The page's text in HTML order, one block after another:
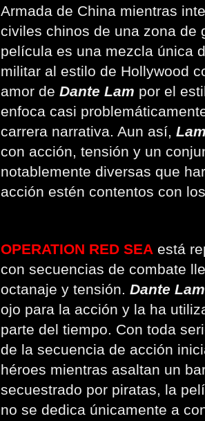
Armada de China mientras
civiles chinos de una zona de
película es una mezcla única
militar al estilo de Hollywood
amor de Dante Lam por el
enfoca casi
carrera narrativa. Aun así,
con acción, tensión y un
notablemente diversas que
acción estén contentos con
OPERATION RED SEA está
con secuencias de combate
octanaje y tensión. Dante Lam
ojo para la acción y la ha
parte del tiempo. Con toda
de la secuencia de acción
héroes mientras asaltan un
secuestrado por piratas, la
no se dedica únicamente a